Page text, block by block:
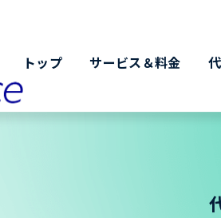
トップ サービス＆料金